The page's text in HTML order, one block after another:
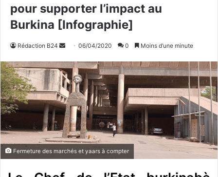
pour supporter l’impact au
Burkina [Infographie]
Rédaction B24
v
o
y
e
r
u
n
c
06/04/2020 0 Moins d’une minute
Fermeture des marchés et yaars à compter